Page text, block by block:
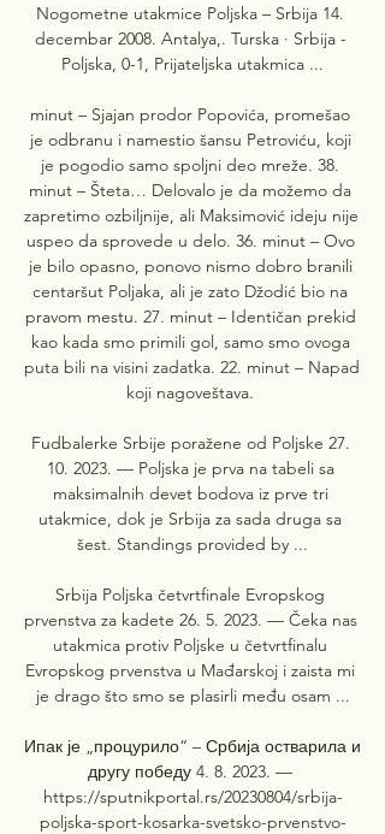
Nogometne utakmice Poljska – Srbija 14.
decembar 2008. Antalya,. Turska · Srbija -
Poljska, 0-1, Prijateljska utakmica ...
minut – Sjajan prodor Popovića, promešao
je odbranu i namestio šansu Petroviću, koji
je pogodio samo spoljni deo mreže. 38.
minut – Šteta… Delovalo je da možemo da
zapretimo ozbiljnije, ali Maksimović ideju nije
uspeo da sprovede u delo. 36. minut – Ovo
je bilo opasno, ponovo nismo dobro branili
centaršut Poljaka, ali je zato Džodić bio na
pravom mestu. 27. minut – Identičan prekid
kao kada smo primili gol, samo smo ovoga
puta bili na visini zadatka. 22. minut – Napad
koji nagoveštava.
Fudbalerke Srbije poražene od Poljske 27.
10. 2023. — Poljska je prva na tabeli sa
maksimalnih devet bodova iz prve tri
utakmice, dok je Srbija za sada druga sa
šest. Standings provided by ...
Srbija Poljska četvrtfinale Evropskog
prvenstva za kadete 26. 5. 2023. — Čeka nas
utakmica protiv Poljske u četvrtfinalu
Evropskog prvenstva u Mađarskoj i zaista mi
je drago što smo se plasirli među osam ...
Ипак је „процурило“ – Србија остварила и
другу победу 4. 8. 2023. —
https://sputnikportal.rs/20230804/srbija-
poljska-sport-kosarka-svetsko-prvenstvo-